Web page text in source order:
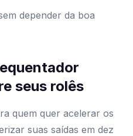
depender da boa
seus rolês
quem quer acelerar os
suas saídas em dez